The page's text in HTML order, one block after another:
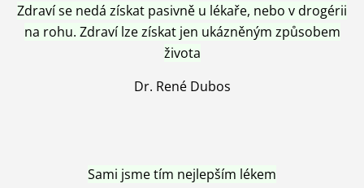
Zdraví se nedá získat pasivně u lékaře, nebo v drogérii
na rohu. Zdraví lze získat jen ukázněným způsobem
života
Dr. René Dubos
Sami jsme tím nejlepším lékem